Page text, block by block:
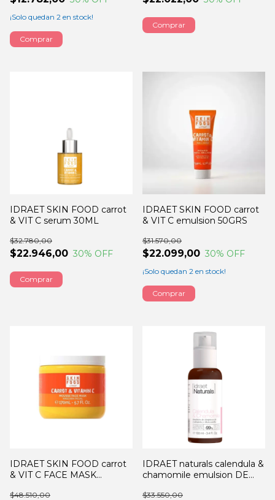
¡Solo quedan 2 en stock!
Comprar
IDRAET SKIN FOOD carrot
& VIT C serum 30ML
$22.946,00
$32.780,00
30% OFF
IDRAET SKIN FOOD carrot
& VIT C emulsion 50GRS
$22.099,00
$31.570,00
30% OFF
¡Solo quedan 2 en stock!
IDRAET SKIN FOOD carrot
& VIT C FACE MASK
$48.510,00
IDRAET naturals calendula &
chamomile emulsion DE
$33.550,00